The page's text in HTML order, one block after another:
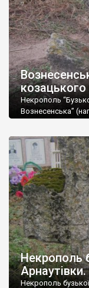
козацького
Некрополь
Вознесенська”
століття більшу
козаки. Автор:
Некрополь
Некрополь